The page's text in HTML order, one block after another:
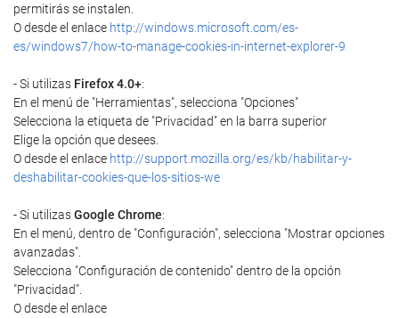
permitirás se instalen.
O desde el enlace http://windows.microsoft.com/es-
es/windows7/how-to-manage-cookies-in-internet-explorer-9
- Si utilizas Firefox 4.0+:
En el menú de "Herramientas", selecciona "Opciones"
Selecciona la etiqueta de "Privacidad" en la barra superior
Elige la opción que desees.
O desde el enlace http://support.mozilla.org/es/kb/habilitar-y-
deshabilitar-cookies-que-los-sitios-we
- Si utilizasGoogle Chrome:
En el menú, dentro de "Configuración", selecciona "Mostrar opciones
avanzadas".
Selecciona "Configuración de contenido" dentro de la opción
"Privacidad".
O desde el enlace